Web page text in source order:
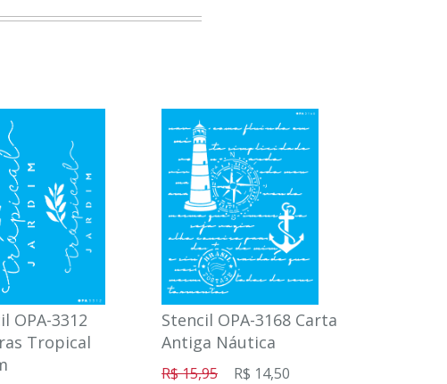
OPA-3312
Tropical
Stencil OPA-3168 Carta
Antiga Náutica
R$ 15,95 R$ 14,50